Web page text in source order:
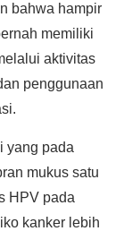
bahwa hampir
memiliki
aktivitas
penggunaan
yang pada
mukus satu
HPV pada
kanker lebih